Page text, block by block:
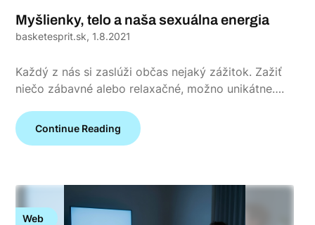
Myšlienky, telo a naša sexuálna energia
basketesprit.sk, 1.8.2021
Každý z nás si zaslúži občas nejaký zážitok. Zažiť
niečo zábavné alebo relaxačné, možno unikátne….
Continue Reading
Web